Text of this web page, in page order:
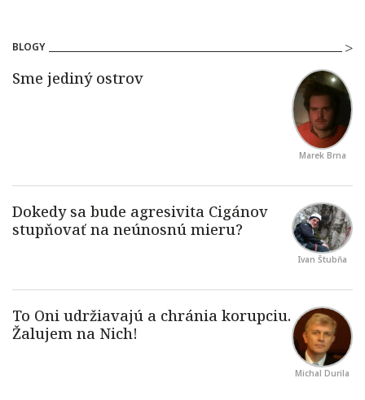
BLOGY
Marek Brna
Ivan Štubňa
Michal Durila